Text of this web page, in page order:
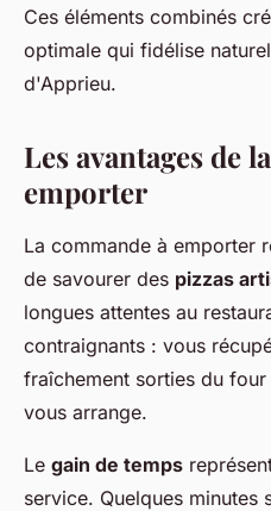
Ces éléments combinés
optimale qui fidélise
d'Apprieu.
Les avantages de
emporter
La commande à emporter
de savourer des pizzas
longues attentes au
contraignants : vous
fraîchement sorties du
vous arrange.
Le gain de temps
service. Quelques minutes